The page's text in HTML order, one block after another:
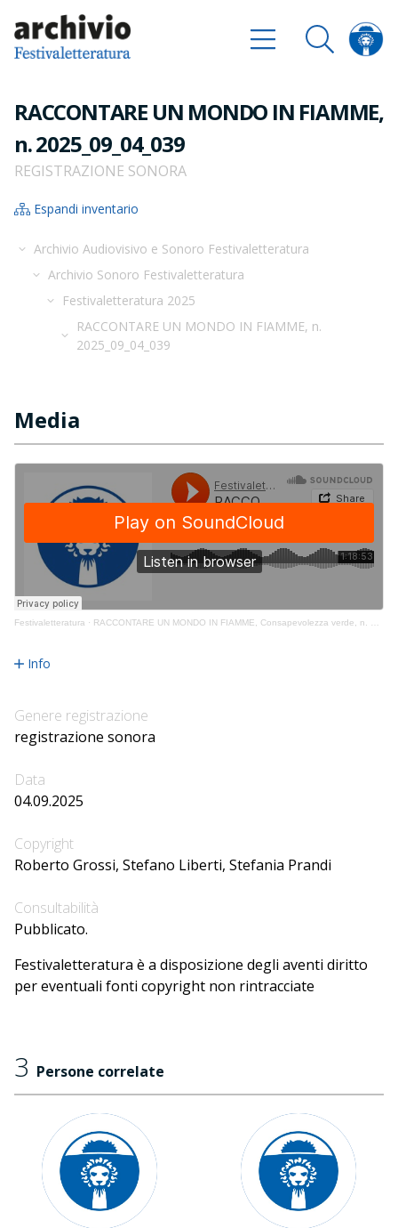
RACCONTARE UN MONDO IN FIAMME,
n. 2025_09_04_039
REGISTRAZIONE SONORA
Espandi inventario
Archivio Audiovisivo e Sonoro Festivaletteratura
Archivio Sonoro Festivaletteratura
Festivaletteratura 2025
RACCONTARE UN MONDO IN FIAMME, n.
2025_09_04_039
Media
Festivaletteratura · RACCONTARE UN MONDO IN FIAMME, Consapevolezza verde, n. 2025_09_04_039
Info
Genere registrazione
registrazione sonora
Data
04.09.2025
Copyright
Roberto Grossi, Stefano Liberti, Stefania Prandi
Consultabilità
Pubblicato.
Festivaletteratura è a disposizione degli aventi diritto
per eventuali fonti copyright non rintracciate
3 Persone correlate